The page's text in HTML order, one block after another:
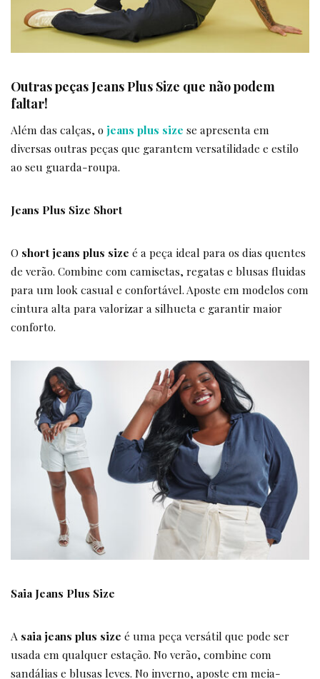
Outras peças Jeans Plus Size que não podem
faltar!
Além das calças, ojeans plus size se apresenta em
diversas outras peças que garantem versatilidade e estilo
ao seu guarda-roupa.
Jeans Plus Size Short
O short jeans plus size é a peça ideal para os dias quentes
de verão. Combine com camisetas, regatas e blusas fluidas
para um look casual e confortável. Aposte em modelos com
cintura alta para valorizar a silhueta e garantir maior
conforto.
Saia Jeans Plus Size
A saia jeans plus size é uma peça versátil que pode ser
usada em qualquer estação. No verão, combine com
sandálias e blusas leves. No inverno, aposte em meia-